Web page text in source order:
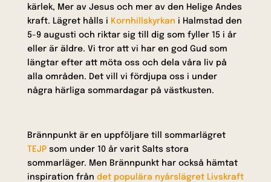
kärlek, Mer av Jesus och mer av den Helige Andes
kraft. Lägret hålls i Kornhillskyrkan i Halmstad den
5-9 augusti och riktar sig till dig som fyller 15 i år
eller är äldre. Vi tror att vi har en god Gud som
längtar efter att möta oss och dela våra liv på
alla områden. Det vill vi fördjupa oss i under
några härliga sommardagar på västkusten.
Brännpunkt är en uppföljare till sommarlägret
TEJP som under 10 år varit Salts stora
sommarläger. Men Brännpunkt har också hämtat
inspiration från det populära nyårslägret Livskraft